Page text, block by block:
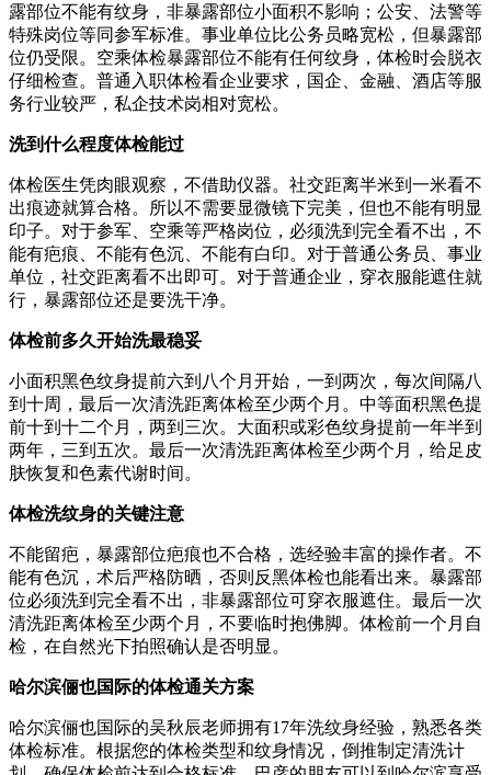
露部位不能有纹身，非暴露部位小面积不影响；公安、法警等
特殊岗位等同参军标准。事业单位比公务员略宽松，但暴露部
位仍受限。空乘体检暴露部位不能有任何纹身，体检时会脱衣
仔细检查。普通入职体检看企业要求，国企、金融、酒店等服
务行业较严，私企技术岗相对宽松。
洗到什么程度体检能过
体检医生凭肉眼观察，不借助仪器。社交距离半米到一米看不
出痕迹就算合格。所以不需要显微镜下完美，但也不能有明显
印子。对于参军、空乘等严格岗位，必须洗到完全看不出，不
能有疤痕、不能有色沉、不能有白印。对于普通公务员、事业
单位，社交距离看不出即可。对于普通企业，穿衣服能遮住就
行，暴露部位还是要洗干净。
体检前多久开始洗最稳妥
小面积黑色纹身提前六到八个月开始，一到两次，每次间隔八
到十周，最后一次清洗距离体检至少两个月。中等面积黑色提
前十到十二个月，两到三次。大面积或彩色纹身提前一年半到
两年，三到五次。最后一次清洗距离体检至少两个月，给足皮
肤恢复和色素代谢时间。
体检洗纹身的关键注意
不能留疤，暴露部位疤痕也不合格，选经验丰富的操作者。不
能有色沉，术后严格防晒，否则反黑体检也能看出来。暴露部
位必须洗到完全看不出，非暴露部位可穿衣服遮住。最后一次
清洗距离体检至少两个月，不要临时抱佛脚。体检前一个月自
检，在自然光下拍照确认是否明显。
哈尔滨俪也国际的体检通关方案
哈尔滨俪也国际的吴秋辰老师拥有17年洗纹身经验，熟悉各类
体检标准。根据您的体检类型和纹身情况，倒推制定清洗计